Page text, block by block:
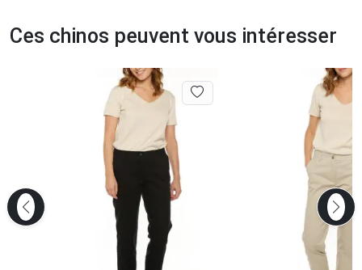
Ces chinos peuvent vous intéresser